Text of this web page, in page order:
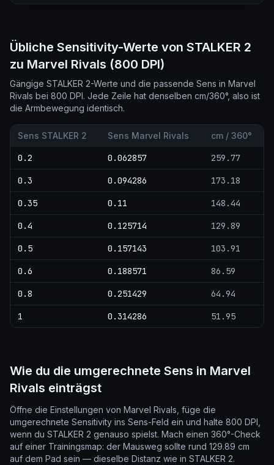
Übliche Sensitivity-Werte von STALKER 2
zu Marvel Rivals (800 DPI)
Gängige STALKER 2-Werte und die passende Sens in Marvel
Rivals bei 800 DPI. Jede Zeile hat denselben cm/360°, also ist
die Armbewegung identisch.
Sens STALKER 2 Sens Marvel Rivals cm / 360°
0.2 0.062857 259.77
0.3 0.094286 173.18
0.35 0.11 148.44
0.4 0.125714 129.89
0.5 0.157143 103.91
0.6 0.188571 86.59
0.8 0.251429 64.94
1 0.314286 51.95
Wie du die umgerechnete Sens in Marvel
Rivals einträgst
Öffne die Einstellungen von Marvel Rivals, füge die
umgerechnete Sensitivity ins Sens-Feld ein und halte 800 DPI,
wenn du STALKER 2 genauso spielst. Mach einen 360°-Check
auf einer Trainingsmap: der Mausweg sollte rund 129.89 cm
auf dem Pad sein — dieselbe Distanz wie in STALKER 2.